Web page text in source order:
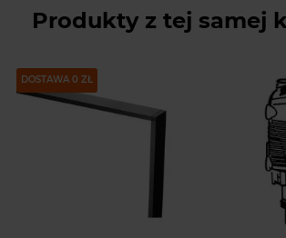
Produkty z tej samej
DOSTAWA 0 ZŁ